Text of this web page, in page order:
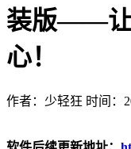
装版——让
心！
作者：少轻狂 时间：